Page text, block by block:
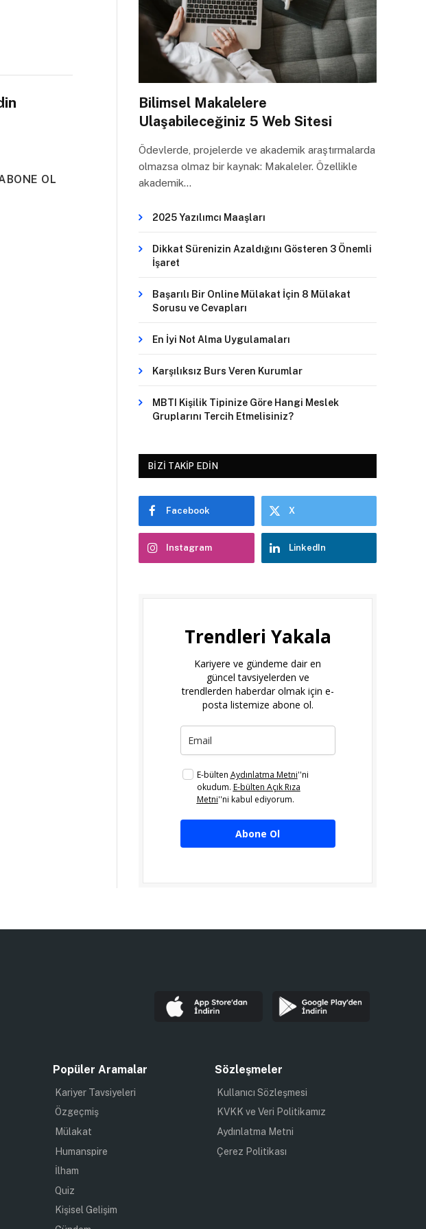
OL
Bilimsel Makalelere
Ulaşabileceğiniz 5 Web Sitesi
Ödevlerde, projelerde ve akademik araştırmalarda
olmazsa olmaz bir kaynak: Makaleler. Özellikle
akademik…
2025 Yazılımcı Maaşları
Dikkat Sürenizin Azaldığını Gösteren 3 Önemli
İşaret
Başarılı Bir Online Mülakat İçin 8 Mülakat
Sorusu ve Cevapları
En İyi Not Alma Uygulamaları
Karşılıksız Burs Veren Kurumlar
MBTI Kişilik Tipinize Göre Hangi Meslek
Gruplarını Tercih Etmelisiniz?
BIZI TAKIP EDIN
Facebook X
Instagram LinkedIn
Trendleri Yakala
Kariyere ve gündeme dair en
güncel tavsiyelerden ve
trendlerden haberdar olmak için e-
posta listemize abone ol.
E-bülten Aydınlatma Metni''ni
okudum. E-bülten Açık Rıza
Metni''ni kabul ediyorum.
Abone Ol
Popüler Aramalar
Kariyer Tavsiyeleri
Özgeçmiş
Mülakat
Humanspire
İlham
Quiz
Kişisel Gelişim
Sözleşmeler
Kullanıcı Sözleşmesi
KVKK ve Veri Politikamız
Aydınlatma Metni
Çerez Politikası